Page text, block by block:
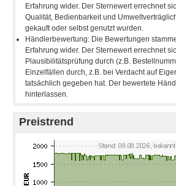
Preistrend